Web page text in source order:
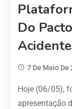
Do
7 De Maio De
Hoje (06/05),
apresentação